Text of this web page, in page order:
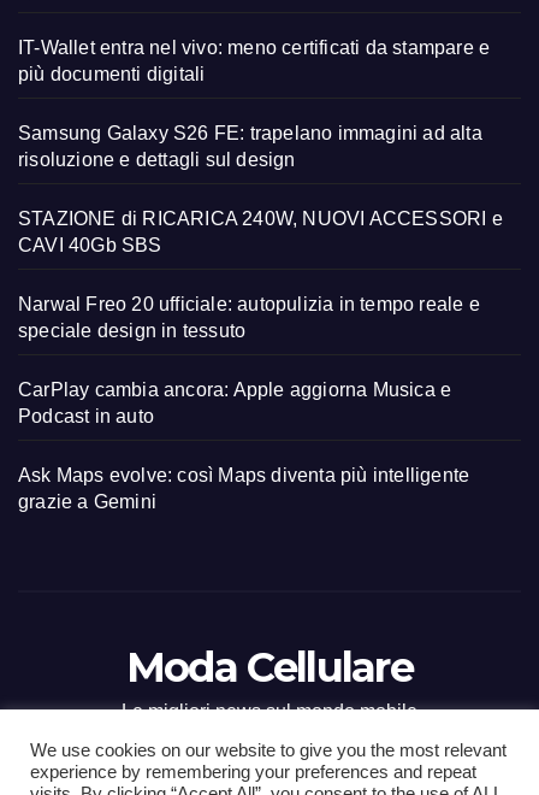
IT-Wallet entra nel vivo: meno certificati da stampare e
più documenti digitali
Samsung Galaxy S26 FE: trapelano immagini ad alta
risoluzione e dettagli sul design
STAZIONE di RICARICA 240W, NUOVI ACCESSORI e
CAVI 40Gb SBS
Narwal Freo 20 ufficiale: autopulizia in tempo reale e
speciale design in tessuto
CarPlay cambia ancora: Apple aggiorna Musica e
Podcast in auto
Ask Maps evolve: così Maps diventa più intelligente
grazie a Gemini
Moda Cellulare
Le migliori news sul mondo mobile
We use cookies on our website to give you the most relevant
experience by remembering your preferences and repeat